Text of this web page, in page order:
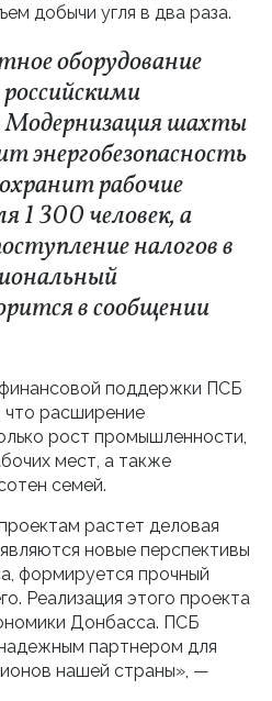
добычи угля в два раза.
оборудование
Модернизация шахты
энергобезопасность
рабочие
1 300 человек, а
налогов в
в сообщении
поддержки ПСБ
что расширение
рост промышленности,
мест, а также
семей.
растет деловая
новые перспективы
формируется прочный
Реализация этого проекта
Донбасса. ПСБ
партнером для
нашей страны», —